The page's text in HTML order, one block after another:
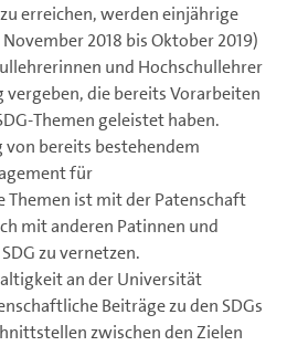
erreichen, werden einjährige
2018 bis Oktober 2019)
und Hochschullehrer
die bereits Vorarbeiten
Themen geleistet haben.
von bereits bestehendem
für
Themen ist mit der Patenschaft
mit anderen Patinnen und
zu vernetzen.
an der Universität
Beiträge zu den SDGs
zwischen den Zielen